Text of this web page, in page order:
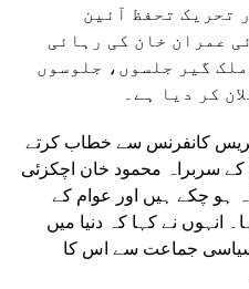
تحریک تحفظ آئین
عمران خان کی رہائی
گیر جلسوں، جلوسوں
کر دیا ہے۔
کانفرنس سے خطاب کرتے
کے سربراہ محمود خان اچکزئی
ہو چکے ہیں اور عوام کے
انہوں نے کہا کہ دنیا میں
سیاسی جماعت سے اس کا